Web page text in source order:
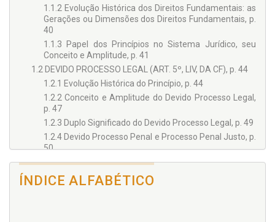
1.1.2 Evolução Histórica dos Direitos Fundamentais: as
Gerações ou Dimensões dos Direitos Fundamentais, p.
40
1.1.3 Papel dos Princípios no Sistema Jurídico, seu
Conceito e Amplitude, p. 41
1.2 DEVIDO PROCESSO LEGAL (ART. 5º, LIV, DA CF), p. 44
1.2.1 Evolução Histórica do Princípio, p. 44
1.2.2 Conceito e Amplitude do Devido Processo Legal,
p. 47
1.2.3 Duplo Significado do Devido Processo Legal, p. 49
1.2.4 Devido Processo Penal e Processo Penal Justo, p.
50
1.2.5 Duração Razoável do Processo Penal Eleitoral e
Devido Processo Legal, p. 52
1.3 PRINCÍPIOS DO CONTRADITÓRIO E DA AMPLA
ÍNDICE ALFABÉTICO